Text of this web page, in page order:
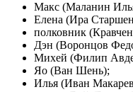
Макс (Маланин
Елена (Ира
полковник
Дэн (Воронцов
Михей (Филип
Яо (Ван Шень);
Илья (Иван